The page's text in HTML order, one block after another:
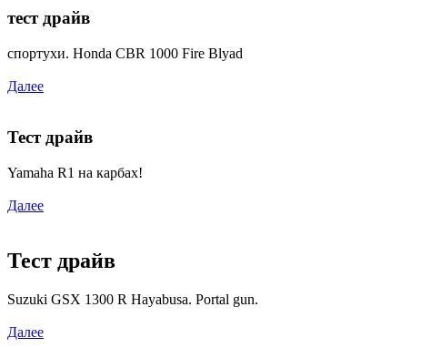
тест драйв
спортухи. Honda CBR 1000 Fire Blyad
Далее
Тест драйв
Yamaha R1 на карбах!
Далее
Тест драйв
Suzuki GSX 1300 R Hayabusa. Portal gun.
Далее